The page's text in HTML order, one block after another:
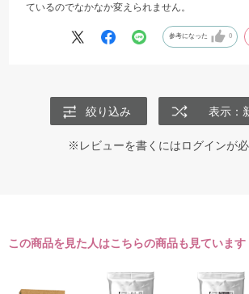
ているのでなかなか変えられません。
参考になった 0
絞り込み 表示：
※レビューを書くにはログインが
この商品を見た人はこちらの商品も見ています